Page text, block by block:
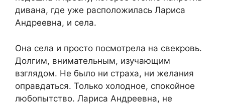
дивана, где уже расположилась Лариса
Андреевна, и села.
Она села и просто посмотрела на свекровь.
Долгим, внимательным, изучающим
взглядом. Не было ни страха, ни желания
оправдаться. Только холодное, спокойное
любопытство. Лариса Андреевна, не